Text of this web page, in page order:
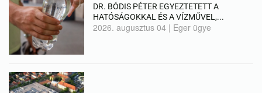
DR. BÓDIS PÉTER EGYEZTETETT A
HATÓSÁGOKKAL ÉS A VÍZMŰVEL,...
2026. augusztus 04 | Eger ügye